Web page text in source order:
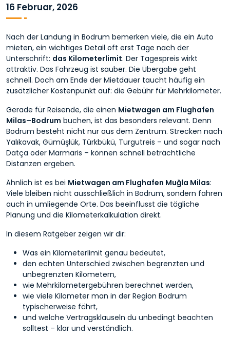
16 Februar, 2026
Nach der Landung in Bodrum bemerken viele, die ein Auto
mieten, ein wichtiges Detail oft erst Tage nach der
Unterschrift: das Kilometerlimit. Der Tagespreis wirkt
attraktiv. Das Fahrzeug ist sauber. Die Übergabe geht
schnell. Doch am Ende der Mietdauer taucht häufig ein
zusätzlicher Kostenpunkt auf: die Gebühr für Mehrkilometer.
Gerade für Reisende, die einen Mietwagen am Flughafen
Milas–Bodrum buchen, ist das besonders relevant. Denn
Bodrum besteht nicht nur aus dem Zentrum. Strecken nach
Yalıkavak, Gümüşlük, Türkbükü, Turgutreis – und sogar nach
Datça oder Marmaris – können schnell beträchtliche
Distanzen ergeben.
Ähnlich ist es bei Mietwagen am Flughafen Muğla Milas:
Viele bleiben nicht ausschließlich in Bodrum, sondern fahren
auch in umliegende Orte. Das beeinflusst die tägliche
Planung und die Kilometerkalkulation direkt.
In diesem Ratgeber zeigen wir dir:
Was ein Kilometerlimit genau bedeutet,
den echten Unterschied zwischen begrenzten und
unbegrenzten Kilometern,
wie Mehrkilometergebühren berechnet werden,
wie viele Kilometer man in der Region Bodrum
typischerweise fährt,
und welche Vertragsklauseln du unbedingt beachten
solltest – klar und verständlich.